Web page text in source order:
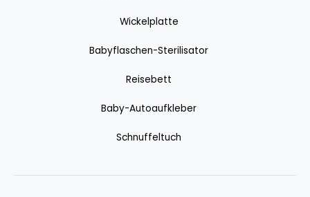
Wickelplatte
Babyflaschen-Sterilisator
Reisebett
Baby-Autoaufkleber
Schnuffeltuch